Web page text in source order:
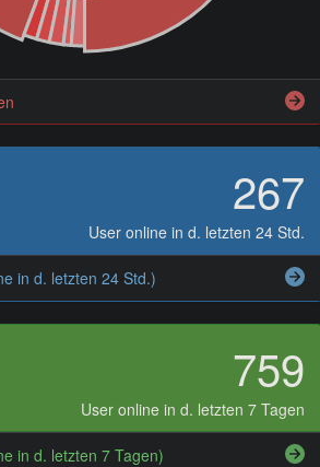
267
User online in d. letzten 24 Std.
in d. letzten 24 Std.)
759
User online in d. letzten 7 Tagen
in d. letzten 7 Tagen)